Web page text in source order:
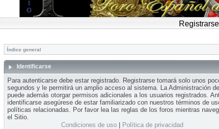
Registrarse
Índice general
Identificarse
Para autenticarse debe estar registrado. Registrarse tomará solo unos
segundos y le permitirá un amplio acceso al sistema. La Administración
puede además otorgar permisos adicionales a los usuarios registrados.
identificarse asegúrese de estar familiarizado con nuestros términos de
políticas relacionadas. Por favor lea las reglas de los foros mientras
el Sitio.
Condiciones de uso| Política de privacidad